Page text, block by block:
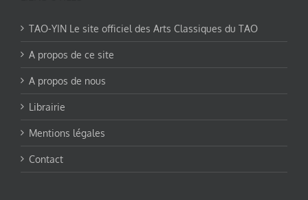
TAO-YIN Le site officiel des Arts Classiques du TAO
A propos de ce site
A propos de nous
Librairie
Mentions légales
Contact